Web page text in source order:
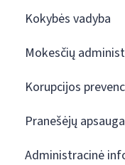
Kokybės vadyba
Mokesčių
Korupcijos
Pranešėjų
Administracinė